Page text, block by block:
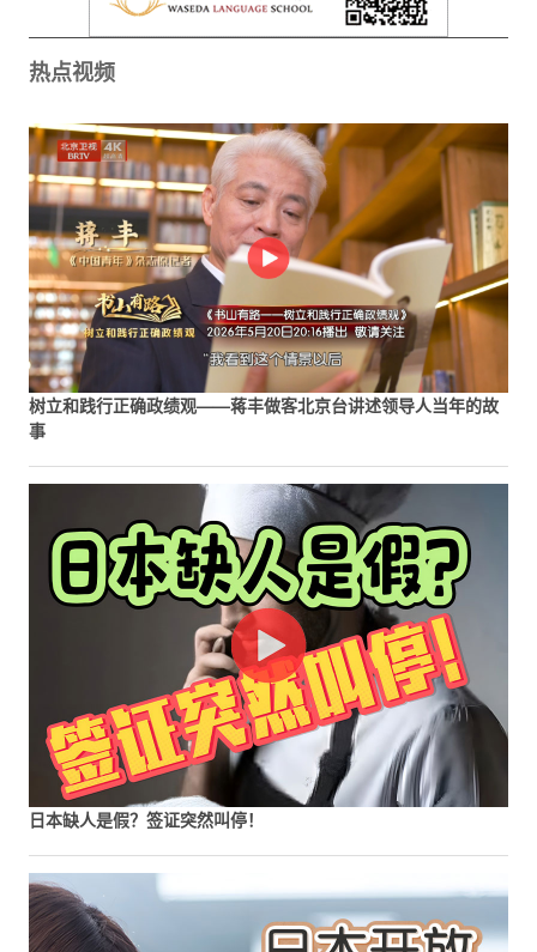
热点视频
树立和践行正确政绩观——蒋丰做客北京台讲述领导人当年的故
事
日本缺人是假？签证突然叫停！